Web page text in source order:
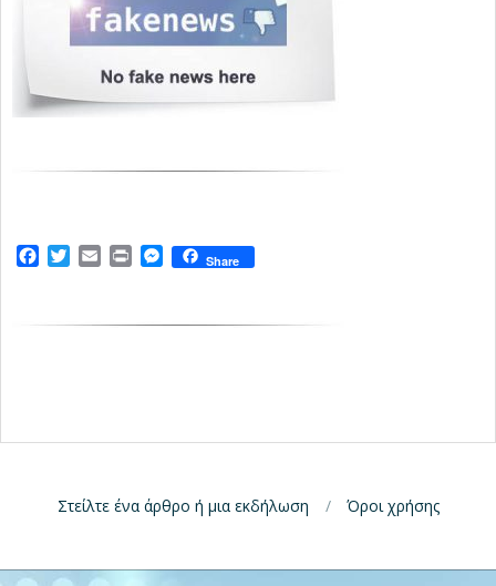
Facebook
TwitterEmailPrintMessenger
Share
Στείλτε ένα άρθρο ή μια εκδήλωση Όροι χρήσης